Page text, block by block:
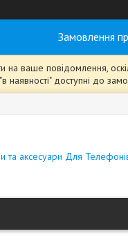
Замовлення
ваше повідомлення,
"в наявності" доступні до
та аксесуари Для